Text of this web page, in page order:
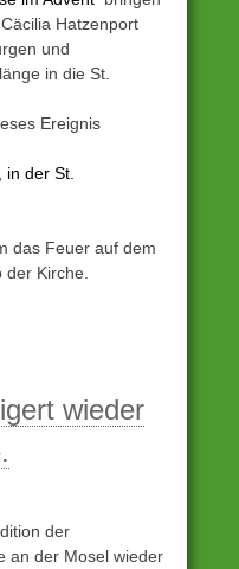
Hatzenport
und
in die St.
Ereignis
der St.
das Feuer auf dem
Kirche.
wieder
der
an der Mosel wieder